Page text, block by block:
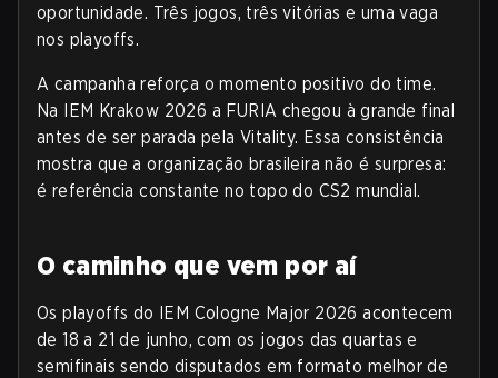
oportunidade. Três jogos, três vitórias e uma vaga
nos playoffs.
A campanha reforça o momento positivo do time.
Na IEM Krakow 2026 a FURIA chegou à grande final
antes de ser parada pela Vitality. Essa consistência
mostra que a organização brasileira não é surpresa:
é referência constante no topo do CS2 mundial.
O caminho que vem por aí
Os playoffs do IEM Cologne Major 2026 acontecem
de 18 a 21 de junho, com os jogos das quartas e
semifinais sendo disputados em formato melhor de